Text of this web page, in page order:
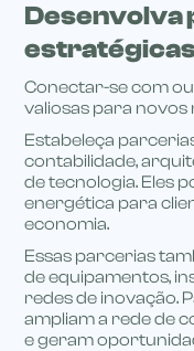
Desenvolva
Conectar-se com
valiosas para novos
Estabeleça
contabilidade,
de tecnologia. Eles
energética para
economia.
Essas parcerias
de equipamentos,
redes de inovação.
ampliam a rede de
e geram